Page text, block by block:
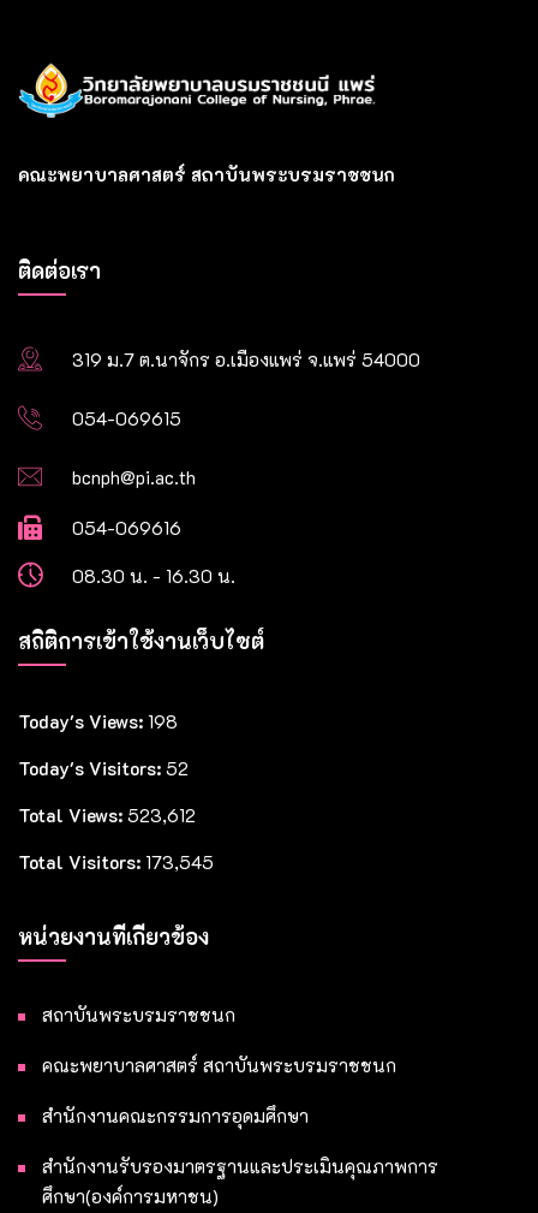
คณะพยาบาลศาสตร์ สถาบันพระบรมราชชนก
ติดต่อเรา
319 ม.7 ต.นาจักร อ.เมืองแพร่ จ.แพร่ 54000
054-069615
bcnph@pi.ac.th
054-069616
08.30 น. - 16.30 น.
สถิติการเข้าใช้งานเว็บไซต์
Today's Views: 198
Today's Visitors: 52
Total Views: 523,612
Total Visitors: 173,545
หน่วยงานที่เกี่ยวข้อง
สถาบันพระบรมราชชนก
คณะพยาบาลศาสตร์ สถาบันพระบรมราชชนก
สำนักงานคณะกรรมการอุดมศึกษา
สำนักงานรับรองมาตรฐานและประเมินคุณภาพการ
ศึกษา(องค์การมหาชน)